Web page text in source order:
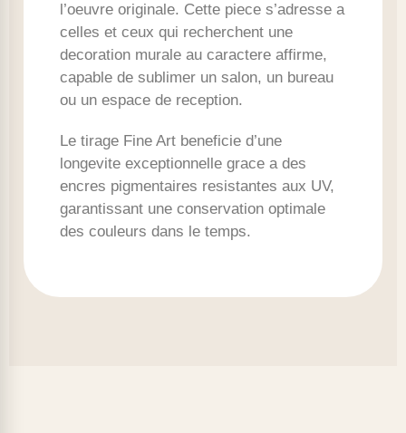
l’oeuvre originale. Cette piece s’adresse a
celles et ceux qui recherchent une
decoration murale au caractere affirme,
capable de sublimer un salon, un bureau
ou un espace de reception.
Le tirage Fine Art beneficie d’une
longevite exceptionnelle grace a des
encres pigmentaires resistantes aux UV,
garantissant une conservation optimale
des couleurs dans le temps.